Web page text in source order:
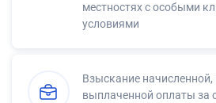
местностях с особыми
условиями
Взыскание начисленной,
выплаченной оплаты за